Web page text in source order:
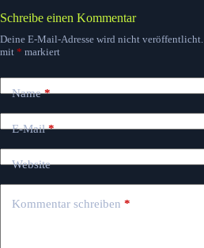
Schreibe einen Kommentar
Deine E-Mail-Adresse wird nicht veröffentlicht.
mit * markiert
Name*
E-Mail*
Website
Kommentar schreiben *